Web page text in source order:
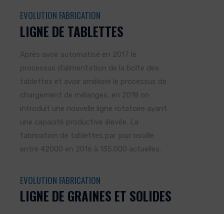
EVOLUTION FABRICATION
LIGNE DE TABLETTES
Après avoir automatisé en 2017 le
processus d’alimentation de la boîte des
tablettes et avoir amélioré le processus de
chargement de mélanges, en 2018 on
introduit une nouvelle ligne rotatoire ayant
une capacité productive élevée. La
fabrication de tablettes par jour oscille
entre 42000 en 2016 à 135.000 actuelles.
EVOLUTION FABRICATION
LIGNE DE GRAINES ET SOLIDES